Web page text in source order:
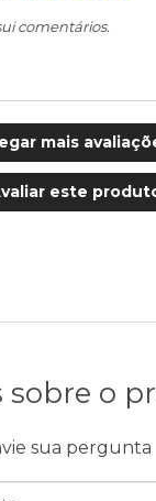
comentários.
mais
este
sobre o
sua pergunta